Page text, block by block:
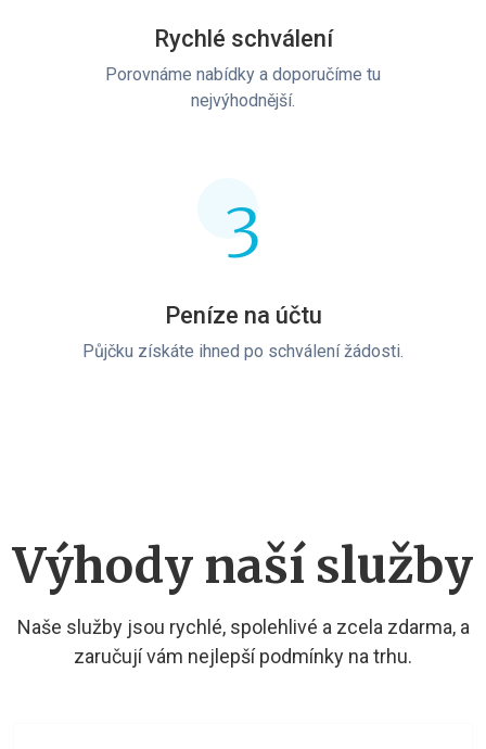
Rychlé schválení
Porovnáme nabídky a doporučíme tu
nejvýhodnější.
3
Peníze na účtu
Půjčku získáte ihned po schválení žádosti.
Výhody naší služby
Naše služby jsou rychlé, spolehlivé a zcela zdarma, a
zaručují vám nejlepší podmínky na trhu.